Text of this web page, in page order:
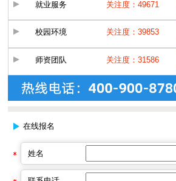
就业服务 关注度：49671
校园环境 关注度：39853
师资团队 关注度：31586
在线报名
姓名